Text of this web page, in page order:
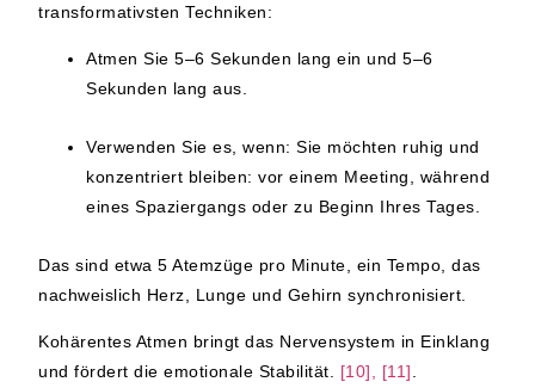
transformativsten Techniken:
Atmen Sie 5–6 Sekunden lang ein und 5–6
Sekunden lang aus.
Verwenden Sie es, wenn: Sie möchten ruhig und
konzentriert bleiben: vor einem Meeting, während
eines Spaziergangs oder zu Beginn Ihres Tages.
Das sind etwa 5 Atemzüge pro Minute, ein Tempo, das
nachweislich Herz, Lunge und Gehirn synchronisiert.
Kohärentes Atmen bringt das Nervensystem in Einklang
und fördert die emotionale Stabilität. [10], [11].